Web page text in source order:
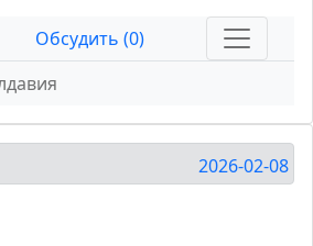
Обсудить (0)
2026-02-08